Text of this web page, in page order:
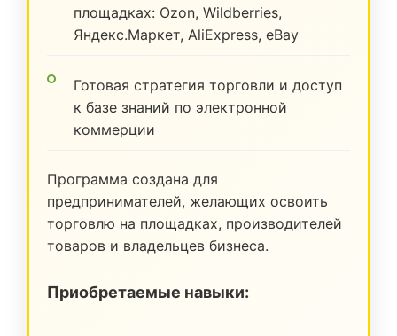
площадках: Ozon, Wildberries,
Яндекс.Маркет, AliExpress, eBay
Готовая стратегия торговли и доступ
к базе знаний по электронной
коммерции
Программа создана для
предпринимателей, желающих освоить
торговлю на площадках, производителей
товаров и владельцев бизнеса.
Приобретаемые навыки: